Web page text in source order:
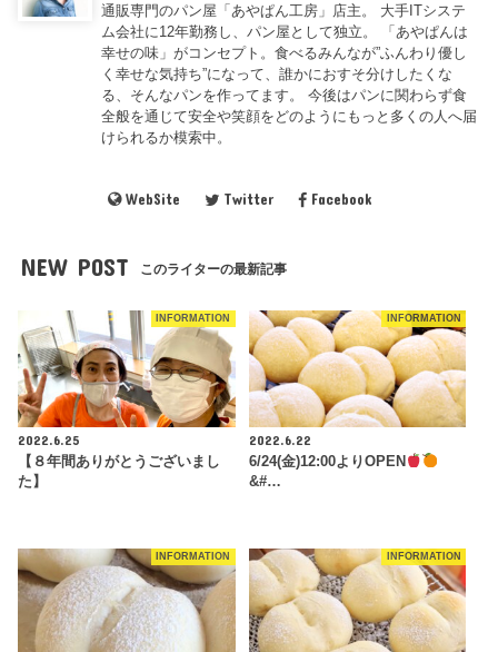
通販専門のパン屋「あやぱん工房」店主。 大手ITシステ
ム会社に12年勤務し、パン屋として独立。 「あやぱんは
幸せの味」がコンセプト。食べるみんなが”ふんわり優し
く幸せな気持ち”になって、誰かにおすそ分けしたくな
る、そんなパンを作ってます。 今後はパンに関わらず食
全般を通じて安全や笑顔をどのようにもっと多くの人へ届
けられるか模索中。
WebSite Twitter Facebook
NEW POST このライターの最新記事
INFORMATION
2022.6.25
【８年間ありがとうございまし
た】
INFORMATION
2022.6.22
6/24(金)12:00よりOPEN
&#…
INFORMATION INFORMATION